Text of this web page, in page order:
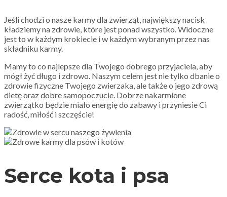
Jeśli chodzi o nasze karmy dla zwierząt, największy nacisk
kładziemy na zdrowie, które jest ponad wszystko. Widoczne
jest to w każdym krokiecie i w każdym wybranym przez nas
składniku karmy.
Mamy to co najlepsze dla Twojego dobrego przyjaciela, aby
mógł żyć długo i zdrowo. Naszym celem jest nie tylko dbanie o
zdrowie fizyczne Twojego zwierzaka, ale także o jego zdrową
dietę oraz dobre samopoczucie. Dobrze nakarmione
zwierzątko będzie miało energię do zabawy i przyniesie Ci
radość, miłość i szczęście!
Serce kota i psa